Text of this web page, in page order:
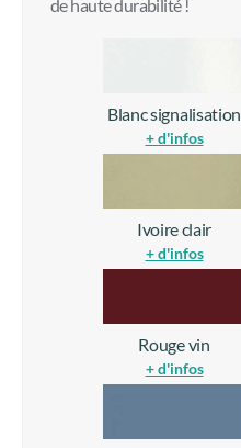
de haute durabilité !
Blanc signalisation
+ d'infos
Ivoire clair
+ d'infos
Rouge vin
+ d'infos